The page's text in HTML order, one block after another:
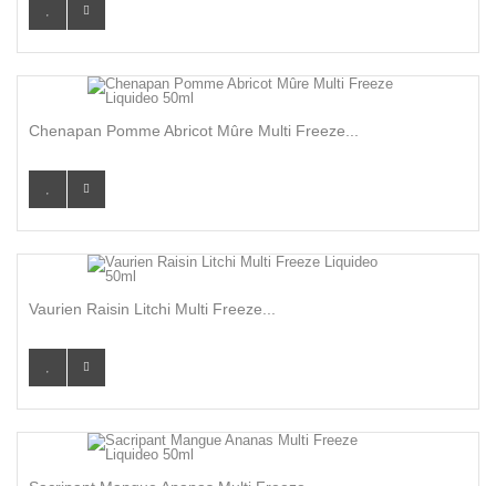
Chenapan Pomme Abricot Mûre Multi Freeze...
Vaurien Raisin Litchi Multi Freeze...